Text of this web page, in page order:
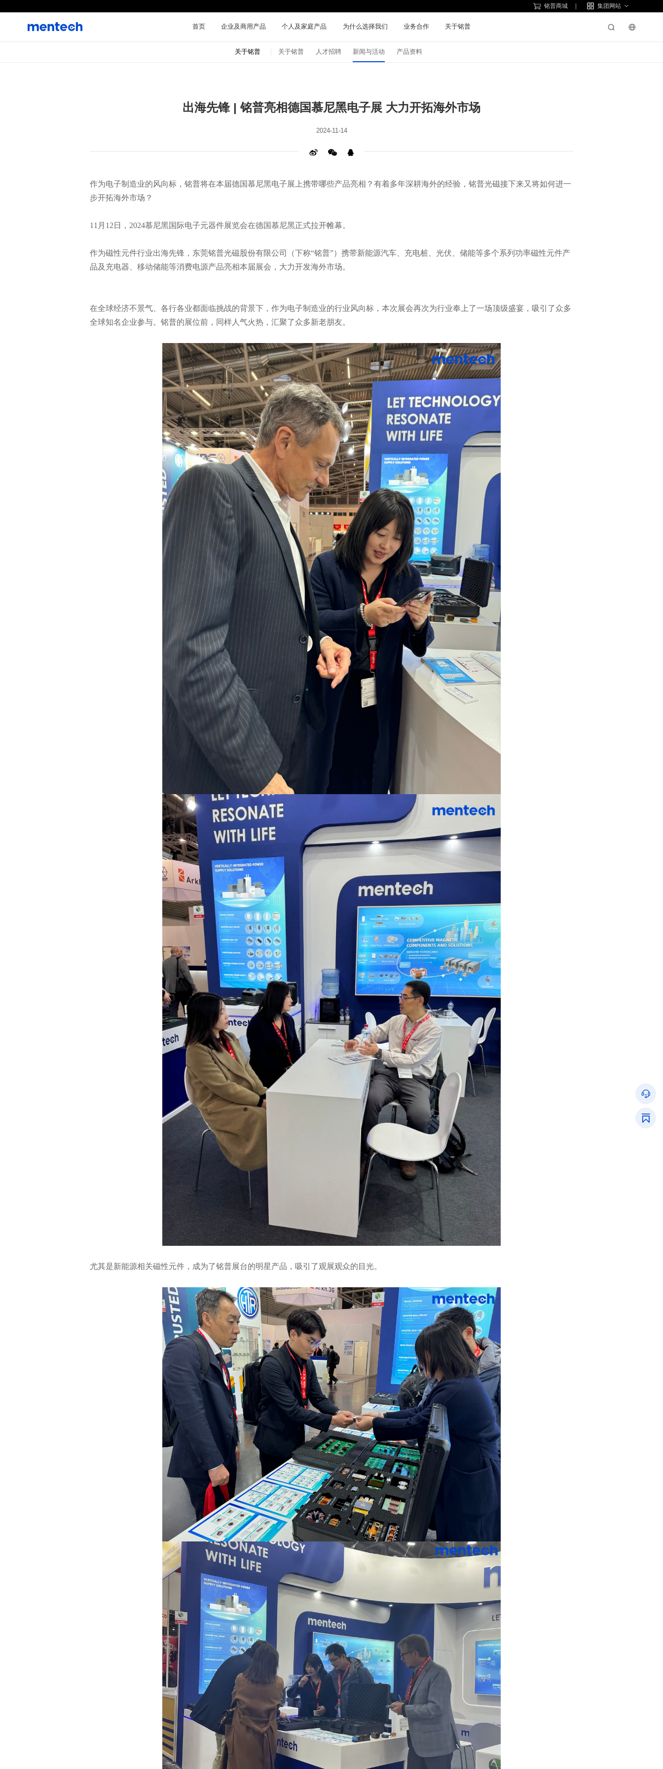
铭普商城 集团网站
首页 企业及商用产品 个人及家庭产品 为什么选择我们 业务合作 关于铭普
关于铭普 关于铭普 人才招聘 新闻与活动 产品资料
出海先锋 | 铭普亮相德国慕尼黑电子展 大力开拓海外市场
2024-11-14
步开拓海外市场？
11月12日，2024慕尼黑国际电子元器件展览会在德国慕尼黑正式拉开帷幕。
品及充电器、移动储能等消费电源产品亮相本届展会，大力开发海外市场。
全球知名企业参与。铭普的展位前，同样人气火热，汇聚了众多新老朋友。
尤其是新能源相关磁性元件，成为了铭普展台的明星产品，吸引了观展观众的目光。